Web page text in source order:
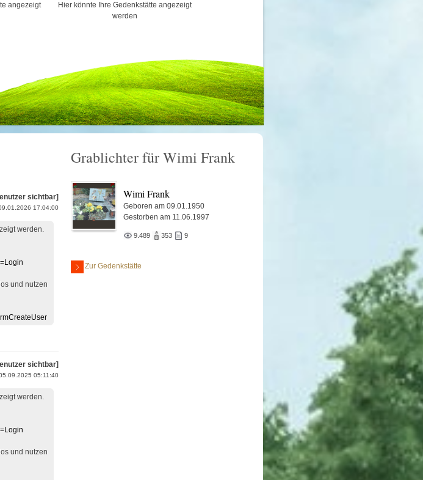
angezeigt
Hier könnte Ihre Gedenkstätte angezeigt
werden
sichtbar]
17:04:00
werden.
und nutzen
sichtbar]
05:11:40
werden.
und nutzen
Grablichter für Wimi Frank
Wimi Frank
Geboren am 09.01.1950
Gestorben am 11.06.1997
9.489 353 9
Zur Gedenkstätte